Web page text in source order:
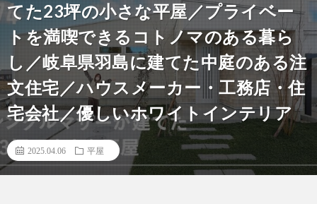
てた23坪の小さな平屋／プライベー
トを満喫できるコトノマのある暮ら
し／岐阜県羽島に建てた中庭のある注
文住宅／ハウスメーカー・工務店・住
宅会社／優しいホワイトインテリア
2025.04.06 平屋